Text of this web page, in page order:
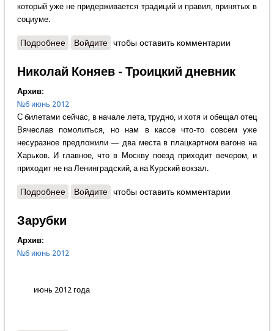
который уже не придерживается традиций и правил, принятых в
социуме.
Подробнеео Андрей Савельев - «Кровный вопрос» в русском
Войдите чтобы оставить комментарии
Николай Коняев - Троицкий дневник
Архив:
№6 июнь 2012
С билетами сейчас, в начале лета, трудно, и хотя и обещал отец
Вячеслав помолиться, но нам в кассе что-то совсем уже
несуразное предложили — два места в плацкартном вагоне на
Харьков. И главное, что в Москву поезд приходит вечером, и
приходит не на Ленинградский, а на Курский вокзал.
Подробнеео Николай Коняев - Троицкий дневник
Войдите чтобы оставить комментарии
Зарубки
Архив:
№6 июнь 2012
июнь 2012 года